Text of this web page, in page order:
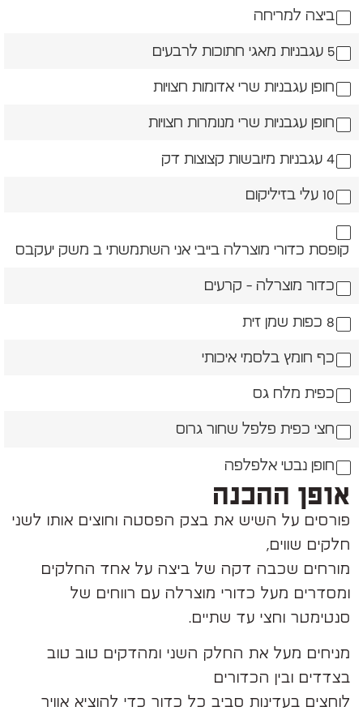
ביצה למריחה
5 עגבניות מאגי חתוכות לרבעים
חופן עגבניות שרי אדומות חצויות
חופן עגבניות שרי מנומרות חצויות
4 עגבניות מיובשות קצוצות דק
10 עלי בזיליקום
קופסת כדורי מוצרלה בייבי אני השתמשתי ב משק יעקבס
כדור מוצרלה - קרעים
8 כפות שמן זית
כף חומץ בלסמי איכותי
כפית מלח גס
חצי כפית פלפל שחור גרוס
חופן נבטי אלפלפה
אופן ההכנה
פורסים על השיש את בצק הפסטה וחוצים אותו לשני
חלקים שווים,
מורחים שכבה דקה של ביצה על אחד החלקים
ומסדרים מעל כדורי מוצרלה עם רווחים של
סנטימטר וחצי עד שתיים.
מניחים מעל את החלק השני ומהדקים טוב טוב
בצדדים ובין הכדורים
לוחצים בעדינות סביב כל כדור כדי להוציא אוויר